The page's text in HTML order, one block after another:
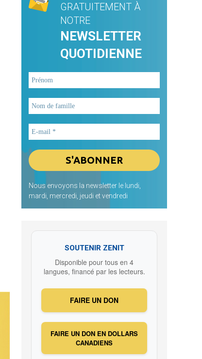
GRATUITEMENT À
NOTRE
NEWSLETTER
QUOTIDIENNE
Nous envoyons la newsletter le lundi,
mardi, mercredi, jeudi et vendredi
SOUTENIR ZENIT
Disponible pour tous en 4
langues, financé par les lecteurs.
FAIRE UN DON
FAIRE UN DON EN DOLLARS
CANADIENS